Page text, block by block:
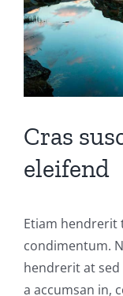
Cras
eleifend
Etiam hendrerit
condimentum.
hendrerit at sed
a accumsan in,